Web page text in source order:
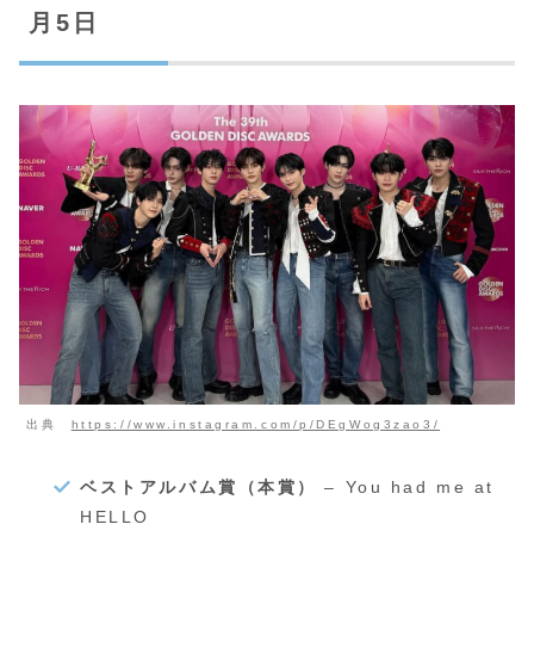
月5日
出典 https://www.instagram.com/p/DEgWog3zao3/
ベストアルバム賞（本賞）
– You had me at
HELLO